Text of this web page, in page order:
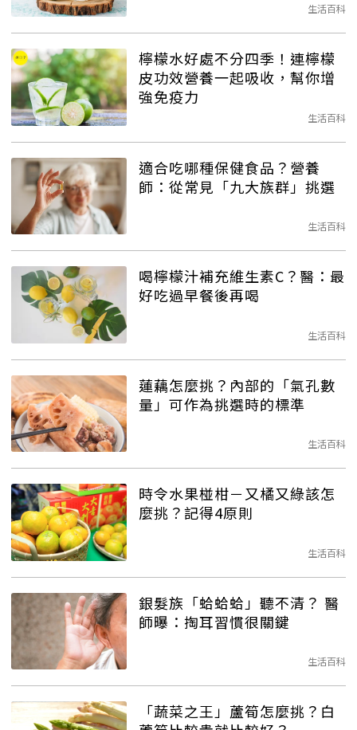
生活百科
檸檬水好處不分四季！連檸檬
皮功效營養一起吸收，幫你增
強免疫力
生活百科
適合吃哪種保健食品？營養
師：從常見「九大族群」挑選
生活百科
喝檸檬汁補充維生素C？醫：最
好吃過早餐後再喝
生活百科
蓮藕怎麼挑？內部的「氣孔數
量」可作為挑選時的標準
生活百科
時令水果椪柑－又橘又綠該怎
麼挑？記得4原則
生活百科
銀髮族「蛤蛤蛤」聽不清？ 醫
師曝：掏耳習慣很關鍵
生活百科
「蔬菜之王」蘆筍怎麼挑？白